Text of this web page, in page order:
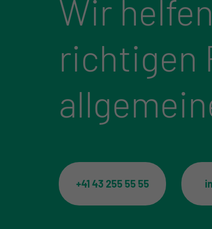
Wir
richtigen
+41 43 255 55 55